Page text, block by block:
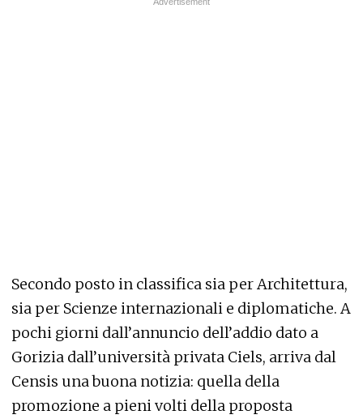
Secondo posto in classifica sia per Architettura,
sia per Scienze internazionali e diplomatiche. A
pochi giorni dall’annuncio dell’addio dato a
Gorizia dall’università privata Ciels, arriva dal
Censis una buona notizia: quella della
promozione a pieni volti della proposta